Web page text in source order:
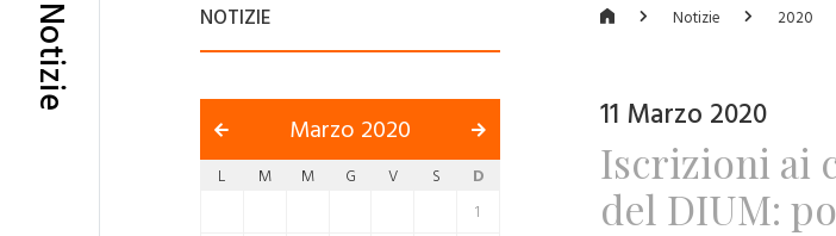
Notizie NOTIZIE
Marzo 2020
L M M G V S
D
1
Notizie 2020
11 Marzo 2020
Iscrizioni ai
del DIUM: